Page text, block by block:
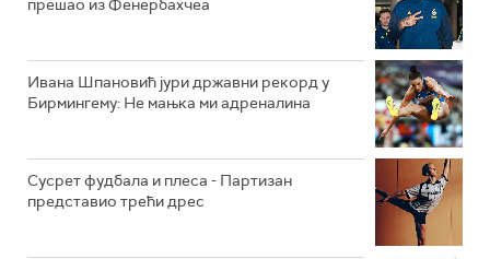
прешао из Фенербахчеа
Ивана Шпановић јури државни рекорд у
Бирмингему: Не мањка ми адреналина
Сусрет фудбала и плеса - Партизан
представио трећи дрес